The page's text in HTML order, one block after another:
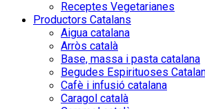
Receptes Vegetarianes
Productors Catalans
Aigua catalana
Arròs català
Base, massa i pasta catalana
Begudes Espirituoses
Cafè i infusió catalana
Caragol català